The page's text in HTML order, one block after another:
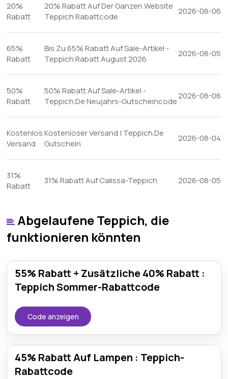
20%
Rabatt
20% Rabatt Auf Der Ganzen Website
Teppich Rabattcode
2026-08-06
65%
Rabatt
Bis Zu 65% Rabatt Auf Sale-Artikel -
Teppich Rabatt August 2026
2026-08-05
50%
Rabatt
50% Rabatt Auf Sale-Artikel -
Teppich.De Neujahrs-Gutscheincode
2026-08-06
Kostenlos
Versand
Kostenloser Versand | Teppich.De
Gutschein
2026-08-04
31%
Rabatt
31% Rabatt Auf Calissa-Teppich 2026-08-05
Abgelaufene Teppich, die
funktionieren könnten
55% Rabatt + Zusätzliche 40% Rabatt :
Teppich Sommer-Rabattcode
Code anzeigen
45% Rabatt Auf Lampen : Teppich-
Rabattcode